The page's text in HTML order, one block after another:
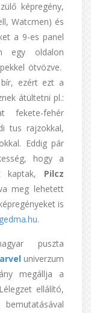
képregény,
Watcmen) és
a 9-es panel
egy oldalon
ötvözve.
ezért ezt a
átültetni pl.:
fekete-fehér
tus rajzokkal,
Eddig pár
hogy a
kaptak, Pilcz
meg lehetett
is
.
puszta
univerzum
megállja a
ellálító,